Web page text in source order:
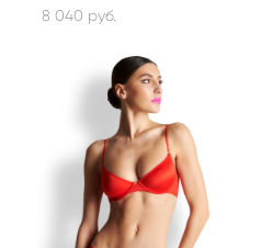
8 040 pуб.